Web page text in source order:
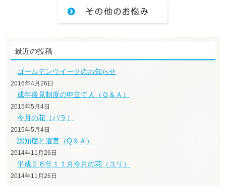
最近の投稿
ゴールデンウイークのお知らせ
2016年4月26日
成年後見制度の申立て人（Ｑ＆Ａ）
2015年5月4日
今月の花（バラ）
2015年5月4日
認知症と遺言（Q＆Ａ）
2014年11月26日
平成２６年１１月今月の花（ユリ）
2014年11月26日